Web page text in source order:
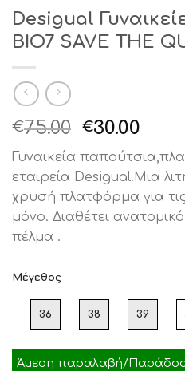
Desigual
BIO7 SAVE THE
€75.00 Original
price
was:
€75.00.
€30.00
τιμή
Γυναικεία
εταιρεία Desigual.Μια
χρυσή πλατφόρμα για
μόνο. Διαθέτει ανατομικό
πέλμα .
Μέγεθος
36 38 39
Άμεση παραλαβή/